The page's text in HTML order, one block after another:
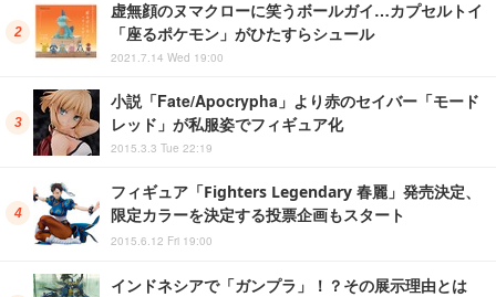
虚無顔のヌマクローに笑うボールガイ…カプセルトイ
「座るポケモン」がひたすらシュール
2021.7.14 Wed 19:00
小説「Fate/Apocrypha」より赤のセイバー「モード
レッド」が私服姿でフィギュア化
2015.3.3 Tue 22:19
フィギュア「Fighters Legendary 春麗」発売決定、
限定カラーを決定する投票企画もスタート
2015.6.12 Fri 19:00
インドネシアで「ガンプラ」！？その展示理由とは